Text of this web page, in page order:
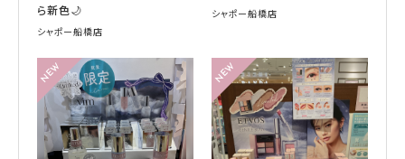
ら新色🌙
シャポー船橋店
シャポー船橋店